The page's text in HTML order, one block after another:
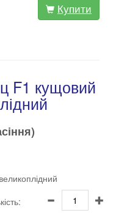
Купити
F1 кущовий